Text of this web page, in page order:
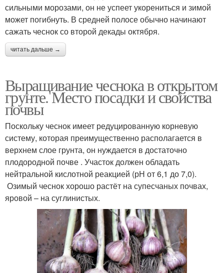
сильными морозами, он не успеет укорениться и зимой
может погибнуть. В средней полосе обычно начинают
сажать чеснок со второй декады октября.
читать дальше →
Выращивание чеснока в открытом
грунте. Место посадки и свойства
почвы
Поскольку чеснок имеет редуцированную корневую
систему, которая преимущественно располагается в
верхнем слое грунта, он нуждается в достаточно
плодородной почве . Участок должен обладать
нейтральной кислотной реакцией (рН от 6,1 до 7,0).
Озимый чеснок хорошо растёт на супесчаных почвах,
яровой – на суглинистых.